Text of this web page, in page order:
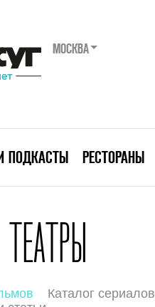
МОСКВА
ПОДКАСТЫ РЕСТОРАНЫ
Каталог сериалов